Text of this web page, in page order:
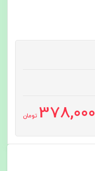
378,000 تومان